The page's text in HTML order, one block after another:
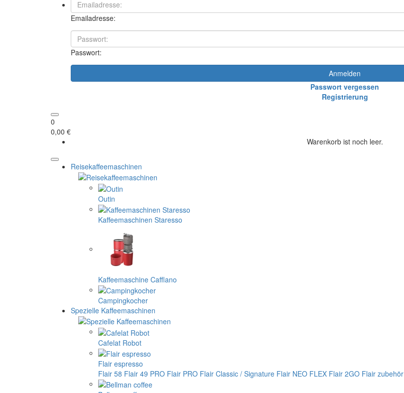
Emailadresse:
Passwort:
Anmelden
Passwort vergessen
Registrierung
0
0,00 €
Warenkorb ist noch leer.
Reisekaffeemaschinen
Outin
Kaffeemaschinen Staresso
Kaffeemaschine Cafflano
Campingkocher
Spezielle Kaffeemaschinen
Cafelat Robot
Flair espresso
Flair 58 Flair 49 PRO Flair PRO Flair Classic / Signature Flair NEO FLEX Flair 2GO Flair zubehör